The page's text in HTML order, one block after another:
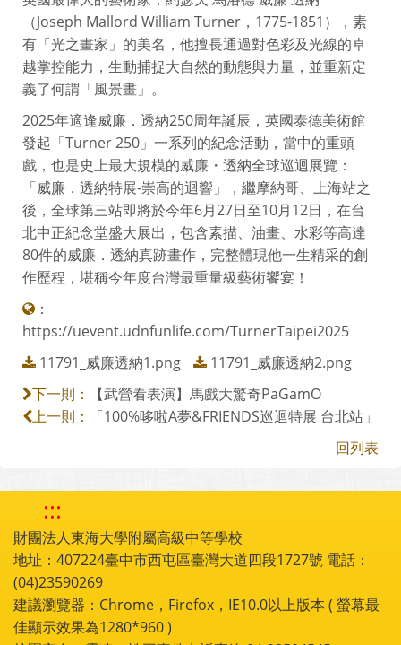
（Joseph Mallord William Turner，1775-1851），素
有「光之畫家」的美名，他擅長通過對色彩及光線的卓
越掌控能力，生動捕捉大自然的動態與力量，並重新定
義了何謂「風景畫」。
2025年適逢威廉．透納250周年誕辰，英國泰德美術館
發起「Turner 250」一系列的紀念活動，當中的重頭
戲，也是史上最大規模的威廉・透納全球巡迴展覽：
「威廉．透納特展-崇高的迴響」，繼摩納哥、上海站之
後，全球第三站即將於今年6月27日至10月12日，在台
北中正紀念堂盛大展出，包含素描、油畫、水彩等高達
80件的威廉．透納真跡畫作，完整體現他一生精采的創
作歷程，堪稱今年度台灣最重量級藝術饗宴！
：
https://uevent.udnfunlife.com/TurnerTaipei2025
11791_威廉透納1.png
11791_威廉透納2.png
下一則： 【武營看表演】馬戲大驚奇PaGamO
上一則：
「100%哆啦A夢&FRIENDS巡迴特展 台北站」
回列表
:::
財團法人東海大學附屬高級中等學校
地址：407224臺中市西屯區臺灣大道四段1727號 電話：
(04)23590269
建議瀏覽器：Chrome，Firefox，IE10.0以上版本 ( 螢幕最
佳顯示效果為1280*960 )